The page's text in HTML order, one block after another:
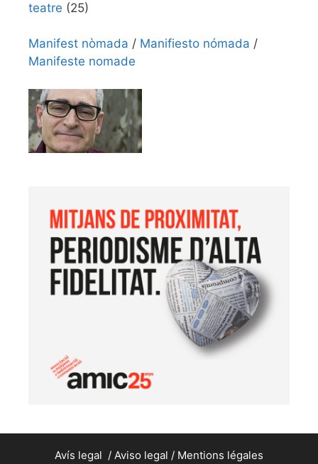
teatre (25)
Manifest nòmada / Manifiesto nómada /
Manifeste nomade
Avís legal / Aviso legal / Mentions légales